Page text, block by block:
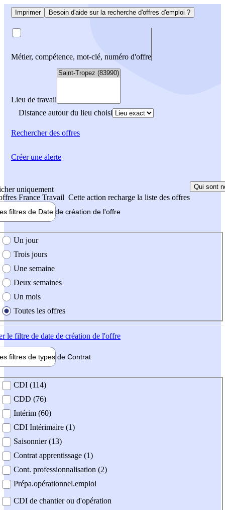
Imprimer Besoin d'aide sur la recherche d'offres d'emploi ?
Métier, compétence, mot-clé, numéro d'offre
Lieu de travail
Distance autour du lieu choisi
Rechercherdes offres
uniquement
France Travail Cette action recharge la liste des offres
Qui sont
filtres de Date de création de l'offre
création de l'offre
Un jour
Trois jours
Une semaine
Deux semaines
Un mois
Toutes les offres
le filtre de date de création de l'offre
filtres de types de Contrat
contrat
CDI (114)
CDD (76)
Intérim (60)
CDI Intérimaire (1)
Saisonnier (13)
Contrat apprentissage (1)
Cont. professionnalisation (2)
Prépa.opérationnel.emploi
CDI de chantier ou d'opération
Créer une alerte